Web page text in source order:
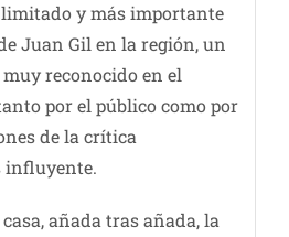
y más importante
Juan Gil en la región, un
reconocido en el
por el público como por
de la crítica
influyente.
añada tras añada, la